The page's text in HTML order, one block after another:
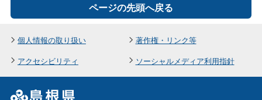
ページの先頭へ戻る
個人情報の取り扱い
著作権・リンク等
アクセシビリティ
ソーシャルメディア利用指針